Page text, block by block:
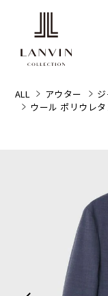
ALL アウター
ウール ポリウレ